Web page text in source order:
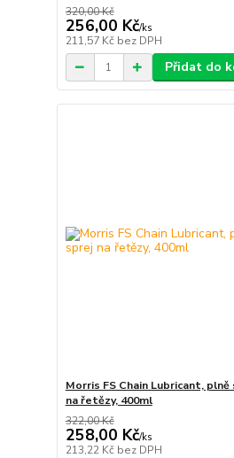
320,00 Kč
256,00 Kč/ks
211,57 Kč bez DPH
Přidat do
Morris FS Chain Lubricant,
na řetězy, 400ml
322,00 Kč
258,00 Kč/ks
213,22 Kč bez DPH